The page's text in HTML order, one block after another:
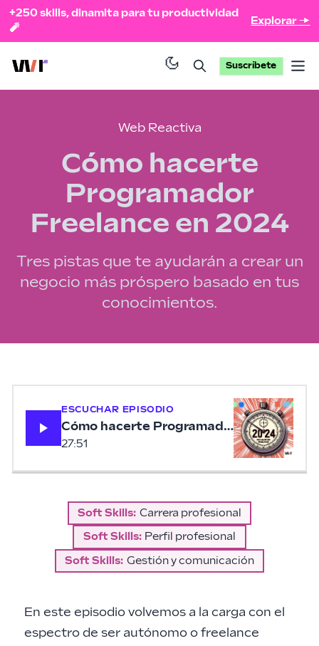
+250 skills, dinamita para tu productividad
🧨
Explorar →
Suscríbete
Web Reactiva
Cómo hacerte
Programador
Freelance en 2024
Tres pistas que te ayudarán a crear un
negocio más próspero basado en tus
conocimientos.
ESCUCHAR EPISODIO
Cómo hacerte Programador Freelance
27:51
Soft Skills: Carrera profesional
Soft Skills: Perfil profesional
Soft Skills: Gestión y comunicación
En este episodio volvemos a la carga con el
espectro de ser autónomo o freelance